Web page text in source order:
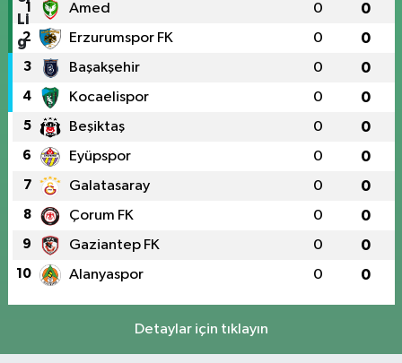
1 Amed 0 0
2 Erzurumspor FK 0 0
3 Başakşehir 0 0
4 Kocaelispor 0 0
5 Beşiktaş 0 0
6 Eyüpspor 0 0
7 Galatasaray 0 0
8 Çorum FK 0 0
9 Gaziantep FK 0 0
10 Alanyaspor 0 0
Detaylar için tıklayın